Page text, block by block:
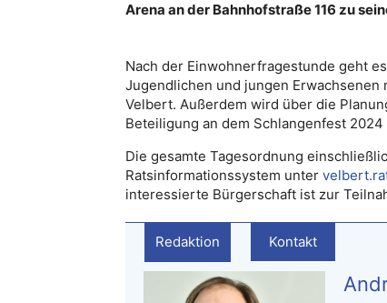
Arena an der Bahnhofstraße 116 zu
Nach der Einwohnerfragestunde geht
Jugendlichen und jungen
Velbert. Außerdem wird über die
Beteiligung an dem Schlangenfest
Die gesamte Tagesordnung
Ratsinformationssystem unter
interessierte Bürgerschaft ist zur
Redaktion Kontakt